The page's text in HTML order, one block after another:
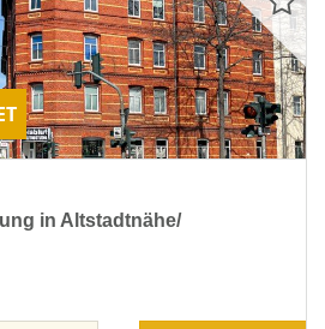
in Altstadtnähe/